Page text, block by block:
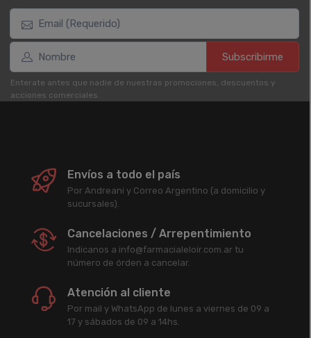
Subscribirme
Enterate antes que nadie de nuestras promociones, descuentos y
acciones comerciales.
Envíos a todo el país
Por Andreani y Correo Argentino (a domicilio y
sucursales).
Cancelaciones / Arrepentimiento
Indicanos a info@farmacialeloir.com.ar tu
número de órden a cancelar.
Atención al cliente
Por mail y WhatsApp de lunes a viernes de 09 a
17 y sábados de 09 a 14hs.